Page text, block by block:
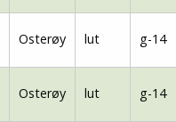
Osterøy lut g-14
Osterøy lut g-14